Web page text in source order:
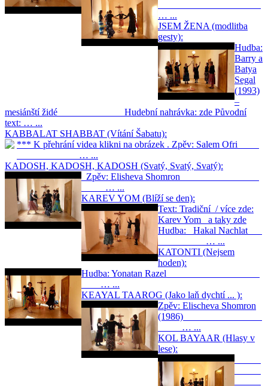
… ...
JSEM ŽENA (modlitba
gesty):
Hudba:
Barry a
Batya
Segal
(1993)
–
mesiánští židé Hudební nahrávka: zde Původní
text: … ...
KABBALAT SHABBAT (Vítání Šabatu):
*** K přehrání videa klikni na obrázek . Zpěv: Salem Ofri
… ...
KADOSH, KADOSH, KADOSH (Svatý, Svatý, Svatý):
Zpěv: Elisheva Shomron
… ...
KAREV YOM (Blíží se den):
Text: Tradiční / více zde:
Karev Yom a taky zde
Hudba: Hakal Nachlat
… ...
KATONTI (Nejsem
hoden):
Hudba: Yonatan Razel
… ...
KEAYAL TAAROG (Jako laň dychtí ... ):
Zpěv: Elischeva Shomron
(1986)
… ...
KOL BAYAAR (Hlasy v
lese):